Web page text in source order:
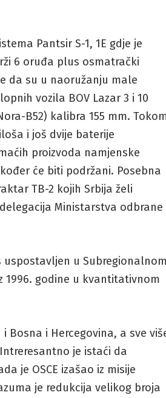
Pantsir S-1, 1E gdje je
6 oruđa plus osmatrački
da su u naoružanju male
vozila BOV Lazar 3 i 10
B52) kalibra 155 mm.
i još dvije baterije
proizvoda namjenske
će biti podržani. Posebna
TB-2 kojih Srbija želi
Ministarstva odbrane
u
1996. godine u kvantitativnom
i Hercegovina, a sve
je istaći da
je OSCE izašao iz misije
je redukcija velikog broja